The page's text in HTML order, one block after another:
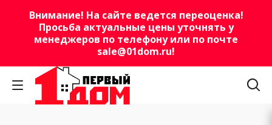
Внимание! На сайте ведется переоценка!
Просьба актуальные цены уточнять у
менеджеров по телефону или по почте
sale@01dom.ru!